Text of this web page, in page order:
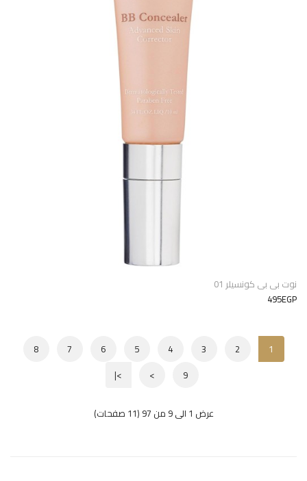
نوت بي بي كونسيلر 01
495EGP
1
2
3
4
5
6
7
8
9
>
>|
عرض 1 الى 9 من 97 (11 صفحات)